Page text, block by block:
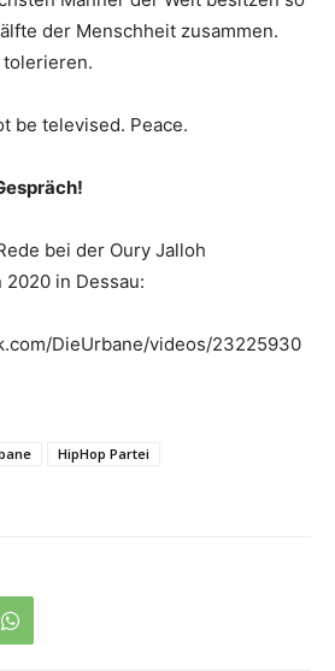
der Menschheit zusammen.
be televised. Peace.
bei der Oury Jalloh
in Dessau:
DieUrbane/videos/23225930
HipHop Partei